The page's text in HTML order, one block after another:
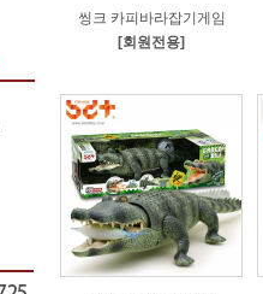
씽크 카피바라잡기게임
[회원전용]